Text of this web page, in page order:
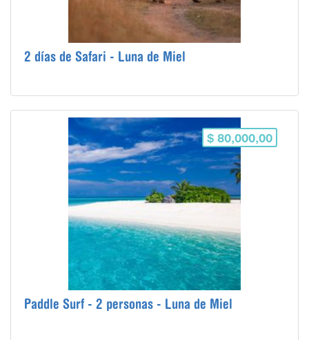
2 días de Safari - Luna de Miel
$ 80,000,00
Paddle Surf - 2 personas - Luna de Miel